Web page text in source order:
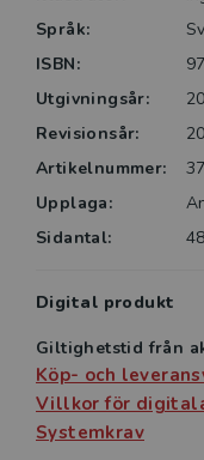
• Lekfulla
som utvecklar
Språk:
ISBN:
Utgivningsår:
Revisionsår:
Artikelnummer:
Upplaga:
Sidantal:
48
Digital produkt
Giltighetstid från
Köp- och
Villkor för
Systemkrav